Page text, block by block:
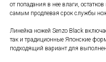
от попадания в нее влаги,
самым продлевая срок службы
Линейка ножей Senzo Black
так и традиционные Японские
подходящий вариант для